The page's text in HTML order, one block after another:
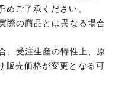
めご了承ください。
際の商品とは異なる場合
、受注生産の特性上、原
販売価格が変更となる可